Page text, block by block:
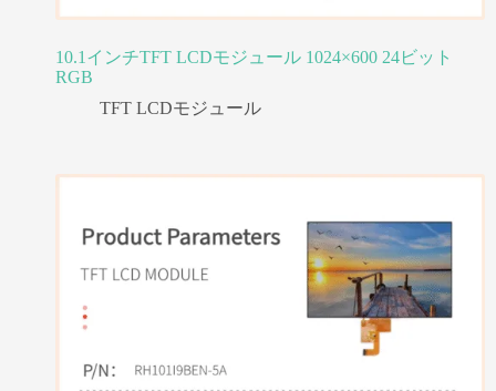
10.1インチTFT LCDモジュール 1024×600 24ビット
RGB
TFT LCDモジュール